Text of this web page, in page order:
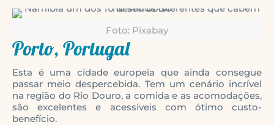
Foto: Pixabay
Porto, Portugal
Esta é uma cidade europeia que ainda consegue
passar meio despercebida. Tem um cenário incrível
na região do Rio Douro, a comida e as acomodações,
são excelentes e acessíveis com ótimo custo-
benefício.